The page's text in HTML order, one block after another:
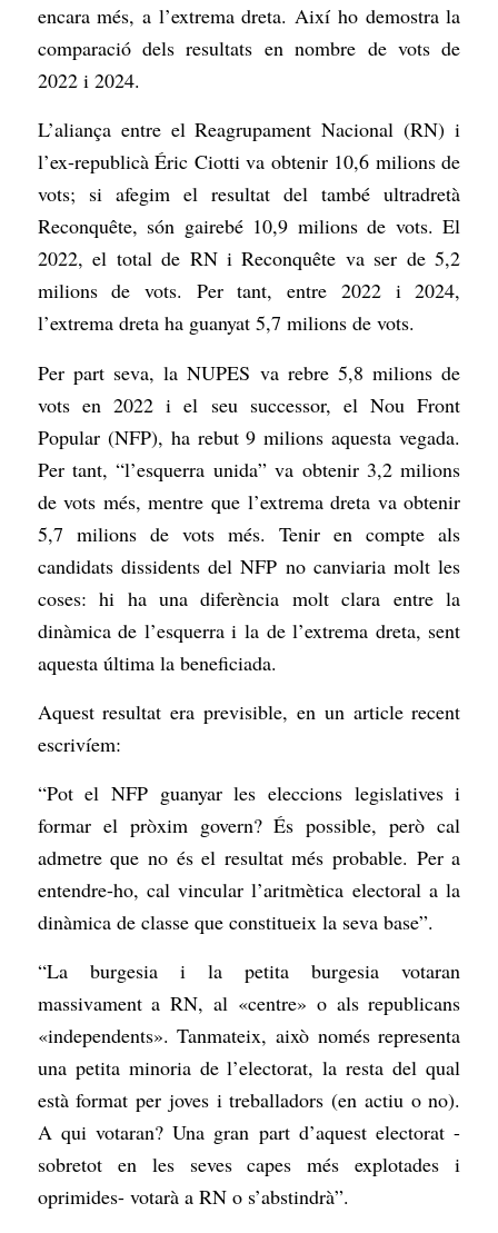
encara més, a l’extrema dreta. Així ho demostra la
comparació dels resultats en nombre de vots de
2022 i 2024.
L’aliança entre el Reagrupament Nacional (RN) i
l’ex-republicà Éric Ciotti va obtenir 10,6 milions de
vots; si afegim el resultat del també ultradretà
Reconquête, són gairebé 10,9 milions de vots. El
2022, el total de RN i Reconquête va ser de 5,2
milions de vots. Per tant, entre 2022 i 2024,
l’extrema dreta ha guanyat 5,7 milions de vots.
Per part seva, la NUPES va rebre 5,8 milions de
vots en 2022 i el seu successor, el Nou Front
Popular (NFP), ha rebut 9 milions aquesta vegada.
Per tant, “l’esquerra unida” va obtenir 3,2 milions
de vots més, mentre que l’extrema dreta va obtenir
5,7 milions de vots més. Tenir en compte als
candidats dissidents del NFP no canviaria molt les
coses: hi ha una diferència molt clara entre la
dinàmica de l’esquerra i la de l’extrema dreta, sent
aquesta última la beneficiada.
Aquest resultat era previsible, en un article recent
escrivíem:
“Pot el NFP guanyar les eleccions legislatives i
formar el pròxim govern? És possible, però cal
admetre que no és el resultat més probable. Per a
entendre-ho, cal vincular l’aritmètica electoral a la
dinàmica de classe que constitueix la seva base”.
“La burgesia i la petita burgesia votaran
massivament a RN, al «centre» o als republicans
«independents». Tanmateix, això només representa
una petita minoria de l’electorat, la resta del qual
està format per joves i treballadors (en actiu o no).
A qui votaran? Una gran part d’aquest electorat -
sobretot en les seves capes més explotades i
oprimides- votarà a RN o s’abstindrà”.